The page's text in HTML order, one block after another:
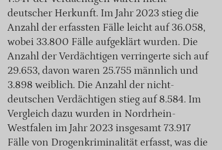
deutscher Herkunft. Im Jahr 2023 stieg die
Anzahl der erfassten Fälle leicht auf 36.058,
wobei 33.800 Fälle aufgeklärt wurden. Die
Anzahl der Verdächtigen verringerte sich auf
29.653, davon waren 25.755 männlich und
3.898 weiblich. Die Anzahl der nicht-
deutschen Verdächtigen stieg auf 8.584. Im
Vergleich dazu wurden in Nordrhein-
Westfalen im Jahr 2023 insgesamt 73.917
Fälle von Drogenkriminalität erfasst, was die